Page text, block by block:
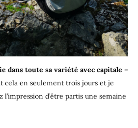
dans toute sa variété avec capitale –
cela en seulement trois jours et je
l’impression d’être partis une semaine